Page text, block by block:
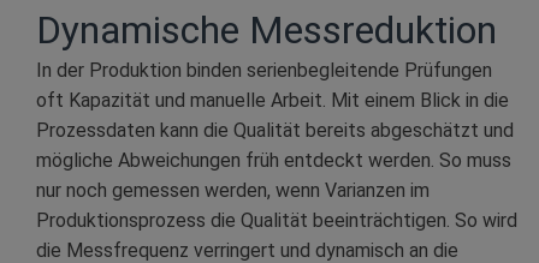
Dynamische Messreduktion
In der Produktion binden serienbegleitende Prüfungen
oft Kapazität und manuelle Arbeit. Mit einem Blick in die
Prozessdaten kann die Qualität bereits abgeschätzt und
mögliche Abweichungen früh entdeckt werden. So muss
nur noch gemessen werden, wenn Varianzen im
Produktionsprozess die Qualität beeinträchtigen. So wird
die Messfrequenz verringert und dynamisch an die